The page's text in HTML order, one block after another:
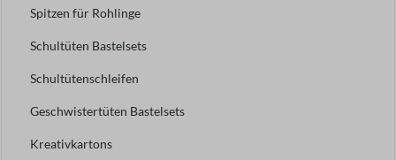
Spitzen für Rohlinge
Schultüten Bastelsets
Schultütenschleifen
Geschwistertüten Bastelsets
Kreativkartons